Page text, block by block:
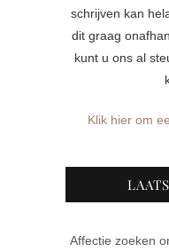
schrijven kan
dit graag
kunt u ons al
Klik hier om
Affectie zoeken